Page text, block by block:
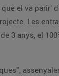
el va
Les
3 anys, el